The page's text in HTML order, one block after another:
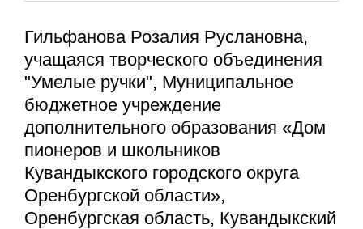
Гильфанова Розалия Руслановна,
учащаяся творческого объединения
"Умелые ручки", Муниципальное
бюджетное учреждение
дополнительного образования «Дом
пионеров и школьников
Кувандыкского городского округа
Оренбургской области»,
Оренбургская область, Кувандыкский